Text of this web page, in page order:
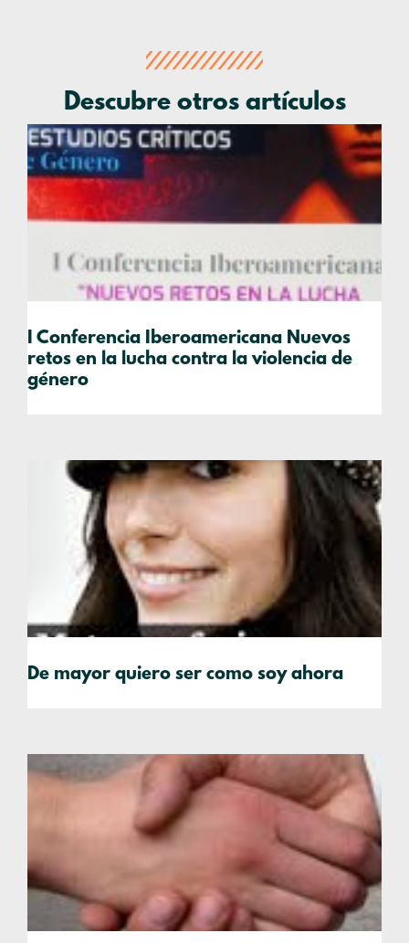
Descubre otros artículos
I Conferencia Iberoamericana Nuevos
retos en la lucha contra la violencia de
género
De mayor quiero ser como soy ahora